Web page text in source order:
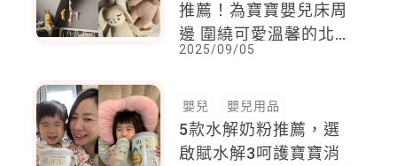
推薦！為寶寶嬰兒床周
邊 圍繞可愛溫馨的北
歐風格
2025/09/05
嬰兒 嬰兒用品
5款水解奶粉推薦，選
啟賦水解3呵護寶寶消